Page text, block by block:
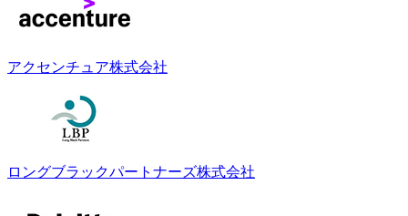
アクセンチュア株式会社
ロングブラックパートナーズ株式会社